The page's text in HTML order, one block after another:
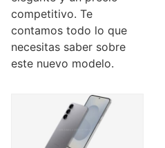
competitivo. Te
contamos todo lo que
necesitas saber sobre
este nuevo modelo.